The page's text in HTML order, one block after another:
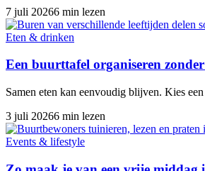
7 juli 20266 min lezen
Eten & drinken
Een buurttafel organiseren
Samen eten kan eenvoudig blijven. Kies
3 juli 20266 min lezen
Events & lifestyle